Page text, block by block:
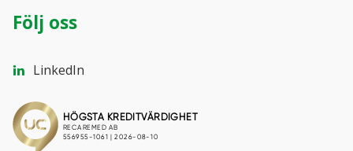
Följ oss
LinkedIn